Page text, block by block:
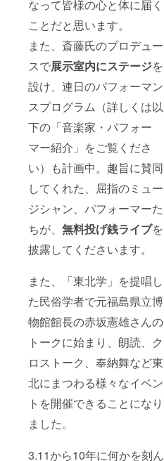
なって皆様の心と体に届く
ことだと思います。
また、斎藤氏のプロデュー
スで展示室内にステージを
設け、連日のパフォーマン
スプログラム（詳しくは以
下の「音楽家・パフォー
マー紹介」をご覧くださ
い）も計画中。趣旨に賛同
してくれた、屈指のミュー
ジシャン、パフォーマーた
ちが、 無料投げ銭ライブを
披露してくださいます。
また、「東北学」を提唱し
た民俗学者で元福島県立博
物館館長の赤坂憲雄さんの
トークに始まり、朗読、ク
ロストーク、奉納舞など東
北にまつわる様々なイベン
トを開催できることになり
ました。
3.11から10年に何かを刻ん